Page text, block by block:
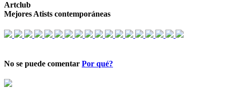
Artclub
Mejores Atists contemporáneas
No se puede comentar Por qué?